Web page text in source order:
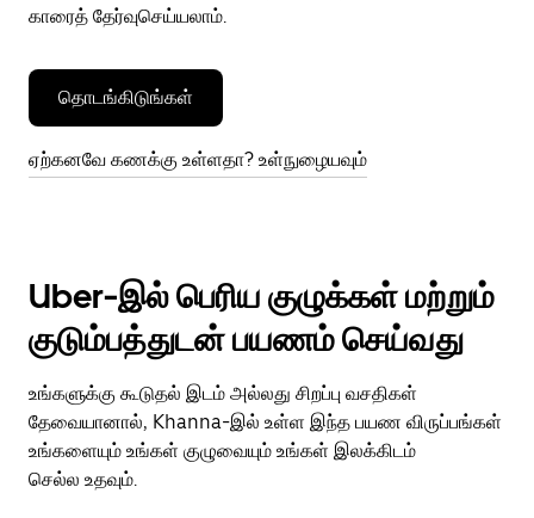
காரைத் தேர்வுசெய்யலாம்.
தொடங்கிடுங்கள்
ஏற்கனவே கணக்கு உள்ளதா? உள்நுழையவும்
Uber-இல் பெரிய குழுக்கள் மற்றும்
குடும்பத்துடன் பயணம் செய்வது
உங்களுக்கு கூடுதல் இடம் அல்லது சிறப்பு வசதிகள்
தேவையானால், Khanna-இல் உள்ள இந்த பயண விருப்பங்கள்
உங்களையும் உங்கள் குழுவையும் உங்கள் இலக்கிடம்
செல்ல உதவும்.